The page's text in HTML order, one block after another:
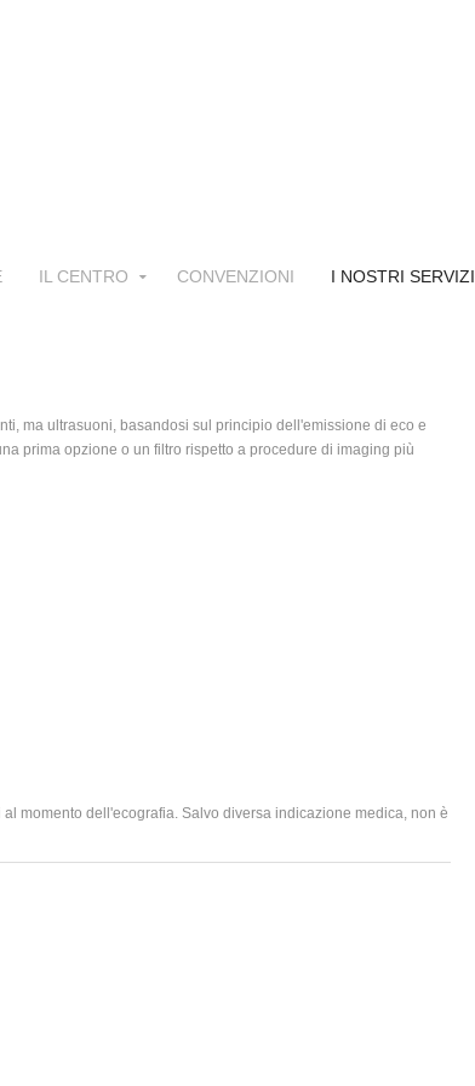
IL CENTRO CONVENZIONI I NOSTRI SERVIZI
ma ultrasuoni, basandosi sul principio dell'emissione di eco e
prima opzione o un filtro rispetto a procedure di imaging più
momento dell'ecografia. Salvo diversa indicazione medica, non è